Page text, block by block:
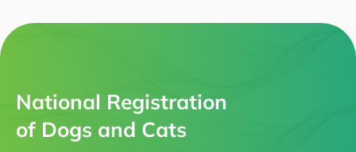
National Registration
of Dogs and Cats